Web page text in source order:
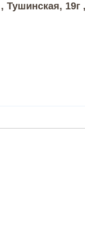
Тушинская, 19г